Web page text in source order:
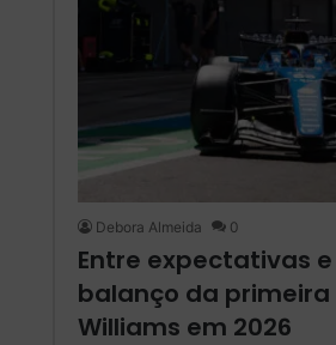
Debora Almeida 0
Entre expectativas
balanço da
Williams em 2026